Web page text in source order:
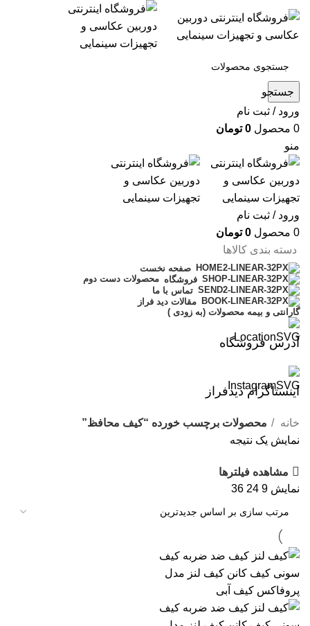
جستجو
ورود / ثبت نام
0 محصول 0 تومان
منو
ورود / ثبت نام
0 محصول 0 تومان
دسته بندی کالاها
صفحه نخست
فروشگاه محصولات دست دوم
تماس با ما
مقالات دید فراز
گارانتی و بیمه محصولات (به زودی )
آدرس فروشگاه
اینستاگرام دیدفراز
خانه
محصولات برچسب خورده “کیف محافظ”
نمایش یک نتیجه
مشاهده فیلترها
نمایش 9
24
36